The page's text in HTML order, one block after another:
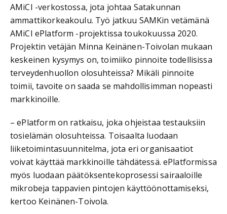
AMiCI -verkostossa, jota johtaa Satakunnan
ammattikorkeakoulu. Työ jatkuu SAMKin vetämänä
AMiCI ePlatform -projektissa toukokuussa 2020.
Projektin vetäjän Minna Keinänen-Toivolan mukaan
keskeinen kysymys on, toimiiko pinnoite todellisissa
terveydenhuollon olosuhteissa? Mikäli pinnoite
toimii, tavoite on saada se mahdollisimman nopeasti
markkinoille.
– ePlatform on ratkaisu, joka ohjeistaa testauksiin
tosielämän olosuhteissa. Toisaalta luodaan
liiketoimintasuunnitelma, jota eri organisaatiot
voivat käyttää markkinoille tähdätessä. ePlatformissa
myös luodaan päätöksentekoprosessi sairaaloille
mikrobeja tappavien pintojen käyttöönottamiseksi,
kertoo Keinänen-Toivola.